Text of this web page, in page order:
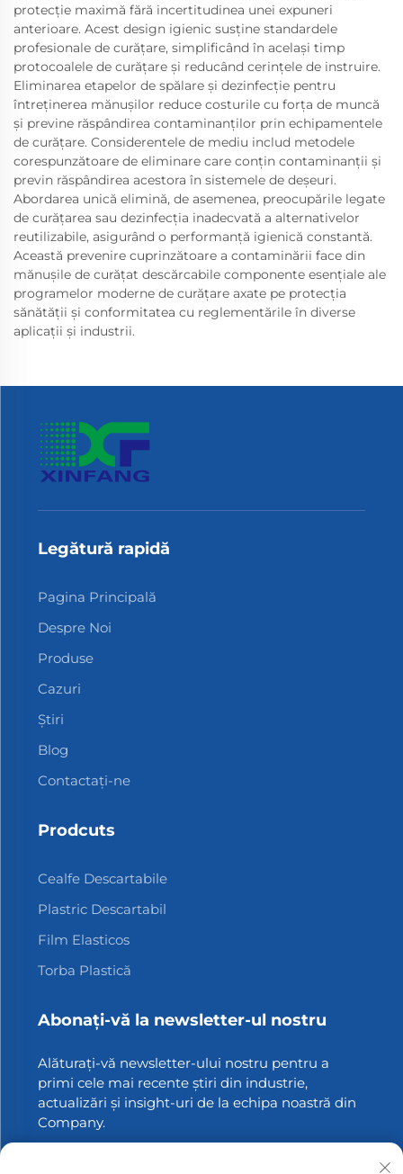
protecție maximă fără incertitudinea unei expuneri
anterioare. Acest design igienic susține standardele
profesionale de curățare, simplificând în același timp
protocoalele de curățare și reducând cerințele de instruire.
Eliminarea etapelor de spălare și dezinfecție pentru
întreținerea mănușilor reduce costurile cu forța de muncă
și previne răspândirea contaminanților prin echipamentele
de curățare. Considerentele de mediu includ metodele
corespunzătoare de eliminare care conțin contaminanții și
previn răspândirea acestora în sistemele de deșeuri.
Abordarea unică elimină, de asemenea, preocupările legate
de curățarea sau dezinfecția inadecvată a alternativelor
reutilizabile, asigurând o performanță igienică constantă.
Această prevenire cuprinzătoare a contaminării face din
mănușile de curățat descărcabile componente esențiale ale
programelor moderne de curățare axate pe protecția
sănătății și conformitatea cu reglementările în diverse
aplicații și industrii.
Legătură rapidă
Pagina Principală
Despre Noi
Produse
Cazuri
Știri
Blog
Contactați-ne
Prodcuts
Cealfe Descartabile
Plastric Descartabil
Film Elasticos
Torba Plastică
Abonați-vă la newsletter-ul nostru
Alăturați-vă newsletter-ului nostru pentru a
primi cele mai recente știri din industrie,
actualizări și insight-uri de la echipa noastră din
Company.